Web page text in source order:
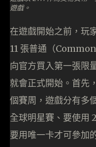
遊戲。
在遊戲開始之前，玩
11 張普通（
向官方買入第一張限
就會正式開始。首先
個賽周，遊戲分有多
全球明星賽、要使用
要用唯一卡才可參加